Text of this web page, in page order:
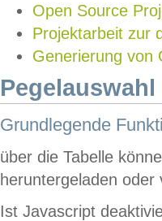
Open Source
Projektarbeit zur
Generierung von
Grundlegende
über die Tabelle
heruntergeladen oder
Ist Javascript